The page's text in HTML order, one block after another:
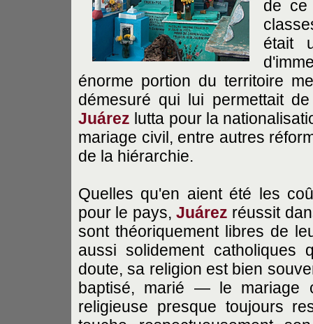
de ce
était
énorme portion du territoire
démesuré qui lui permettait
Juárez lutta pour la
mariage civil, entre autres
de la hiérarchie.
Quelles qu'en aient été les
pour le pays, Juárez réussit
sont théoriquement libres de
aussi solidement
doute, sa religion est bien
baptisé, marié — le mariage
religieuse presque toujours